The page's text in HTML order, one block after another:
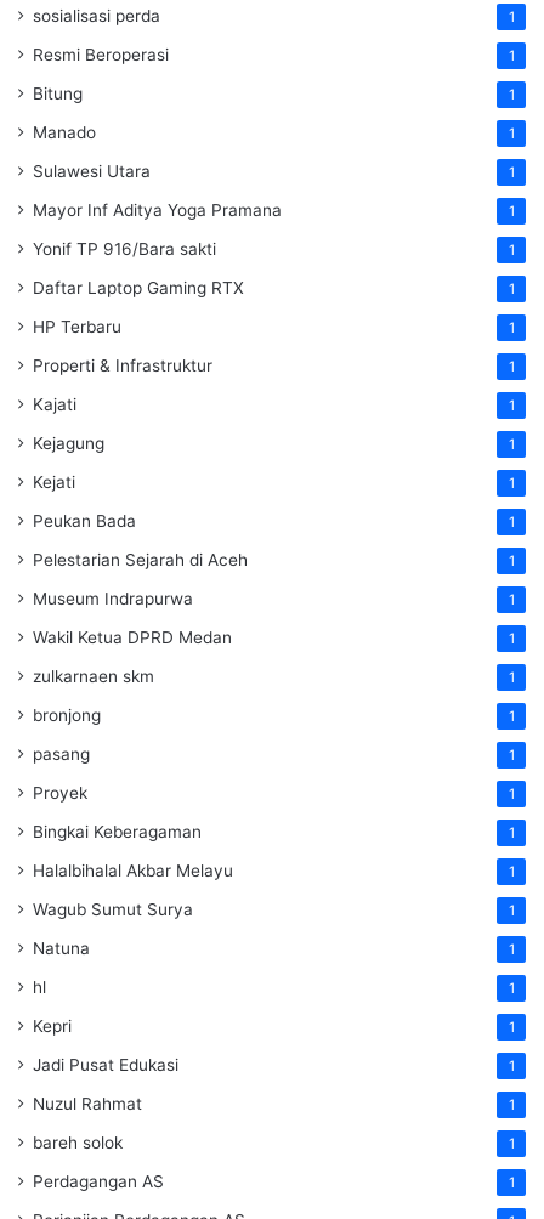
sosialisasi perda 1
Resmi Beroperasi 1
Bitung 1
Manado 1
Sulawesi Utara 1
Mayor Inf Aditya Yoga Pramana 1
Yonif TP 916/Bara sakti 1
Daftar Laptop Gaming RTX 1
HP Terbaru 1
Properti & Infrastruktur 1
Kajati 1
Kejagung 1
Kejati 1
Peukan Bada 1
Pelestarian Sejarah di Aceh 1
Museum Indrapurwa 1
Wakil Ketua DPRD Medan 1
zulkarnaen skm 1
bronjong 1
pasang 1
Proyek 1
Bingkai Keberagaman 1
Halalbihalal Akbar Melayu 1
Wagub Sumut Surya 1
Natuna 1
hl 1
Kepri 1
Jadi Pusat Edukasi 1
Nuzul Rahmat 1
bareh solok 1
Perdagangan AS 1